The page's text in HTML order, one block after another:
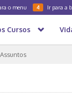
o menu 4 Ir para a
Cursos